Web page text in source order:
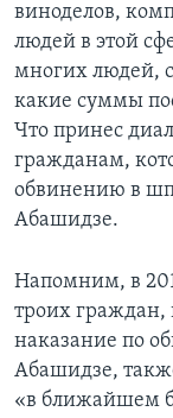
виноделов,
людей в этой
многих людей,
какие суммы
Что принес
гражданам,
обвинению в
Абашидзе.
Напомним, в
троих граждан,
наказание по
Абашидзе,
«в ближайшем